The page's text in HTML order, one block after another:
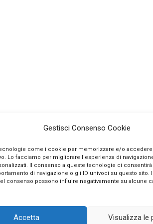
Gestisci Consenso Cookie
come i cookie per memorizzare e/o
Lo facciamo per migliorare l'esperienza di
Il consenso a queste tecnologie ci consentirà
di navigazione o gli ID univoci su questo sito.
consenso possono influire negativamente su alcune
Accetta Visualizza le
PAGAMENTI SICURI
Utilizziamo PayPal e Stripe per
circuiti, le tue prepagate e Postepay e